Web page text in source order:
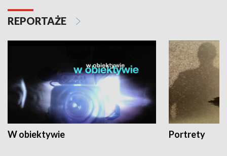
REPORTAŻE
W obiektywie Portrety